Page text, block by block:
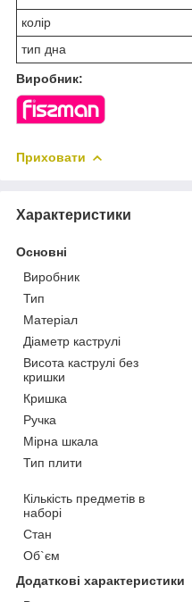
колір
тип дна
Виробник:
Приховати
Характеристики
Основні
Виробник
Тип
Матеріал
Діаметр каструлі
Висота каструлі без
кришки
Кришка
Ручка
Мірна шкала
Тип плити
Кількість предметів в
наборі
Стан
Об`єм
Додаткові характеристики